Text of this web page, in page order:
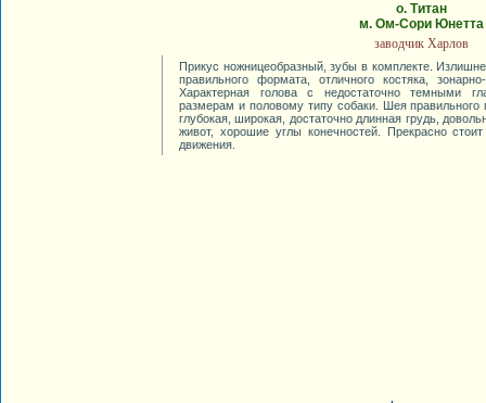
о. Титан
м. Ом-Сори Юнетта
заводчик Харлов
Прикус ножницеобразный, зубы в комплекте.
правильного формата, отличного костяка,
Характерная голова с недостаточно темными
размерам и половому типу собаки. Шея
глубокая, широкая, достаточно длинная грудь,
живот, хорошие углы конечностей. Прекрасно
движения.